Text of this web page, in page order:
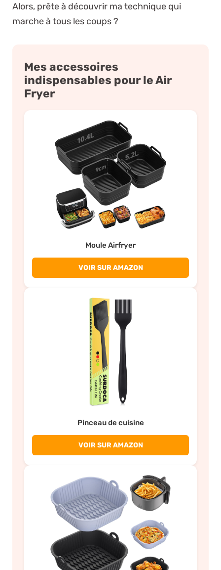
Alors, prête à découvrir ma technique qui
marche à tous les coups ?
Mes accessoires
indispensables pour le Air
Fryer
Moule Airfryer
VOIR SUR AMAZON
Pinceau de cuisine
VOIR SUR AMAZON